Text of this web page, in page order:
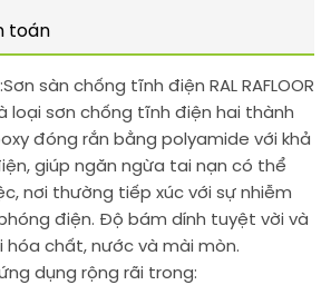
toán
Sơn sàn chống tĩnh điện RAL RAFLOOR
là loại sơn chống tĩnh điện hai thành
đóng rắn bằng polyamide với khả
giúp ngăn ngừa tai nạn có thể
nơi thường tiếp xúc với sự nhiễm
điện. Độ bám dính tuyệt vời và
hóa chất, nước và mài mòn.
dụng rộng rãi trong: